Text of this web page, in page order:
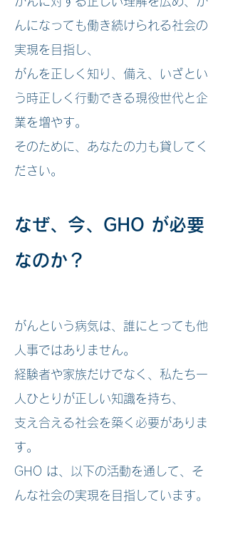
んになっても働き続けられる社会の
実現を目指し、
がんを正しく知り、備え、いざとい
う時正しく行動できる現役世代と企
業を増やす。
そのために、あなたの力も貸してく
ださい。
なぜ、今、GHO が必要
なのか？
がんという病気は、誰にとっても他
人事ではありません。
経験者や家族だけでなく、私たち一
人ひとりが正しい知識を持ち、
支え合える社会を築く必要がありま
す。
GHO は、以下の活動を通して、そ
んな社会の実現を目指しています。